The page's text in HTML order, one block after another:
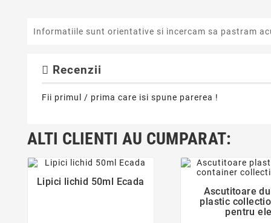
Informatiile sunt orientative si incercam sa pastram
Recenzii
Fii primul / prima care isi spune parerea !
ALTI CLIENTI AU CUMPARAT:
Lipici lichid 50ml Ecada

Ascutitoare
plastic
pentru